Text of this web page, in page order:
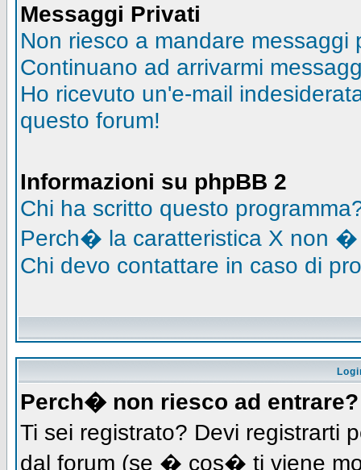
Messaggi Privati
Non riesco a mandare messaggi
Continuano ad arrivarmi
Ho ricevuto un'e-mail
questo forum!
Informazioni su phpBB 2
Chi ha scritto questo
Perch� la caratteristica X non �
Chi devo contattare in caso di
Perch� non riesco ad entrare?
Ti sei registrato? Devi registrarti
dal forum (se � cos� ti viene